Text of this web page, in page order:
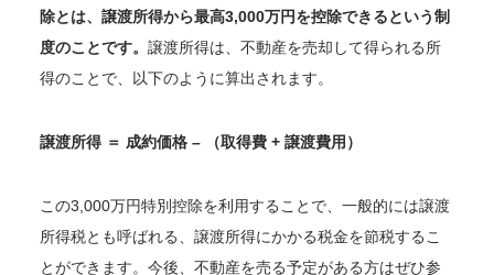
除とは、譲渡所得から最高3,000万円を控除できるという制
度のことです。 譲渡所得は、不動産を売却して得られる所
得のことで、以下のように算出されます。
譲渡所得 ＝ 成約価格 – （取得費 + 譲渡費用）
この3,000万円特別控除を利用することで、一般的には譲渡
所得税とも呼ばれる、譲渡所得にかかる税金を節税するこ
とができます。今後、不動産を売る予定がある方はぜひ参